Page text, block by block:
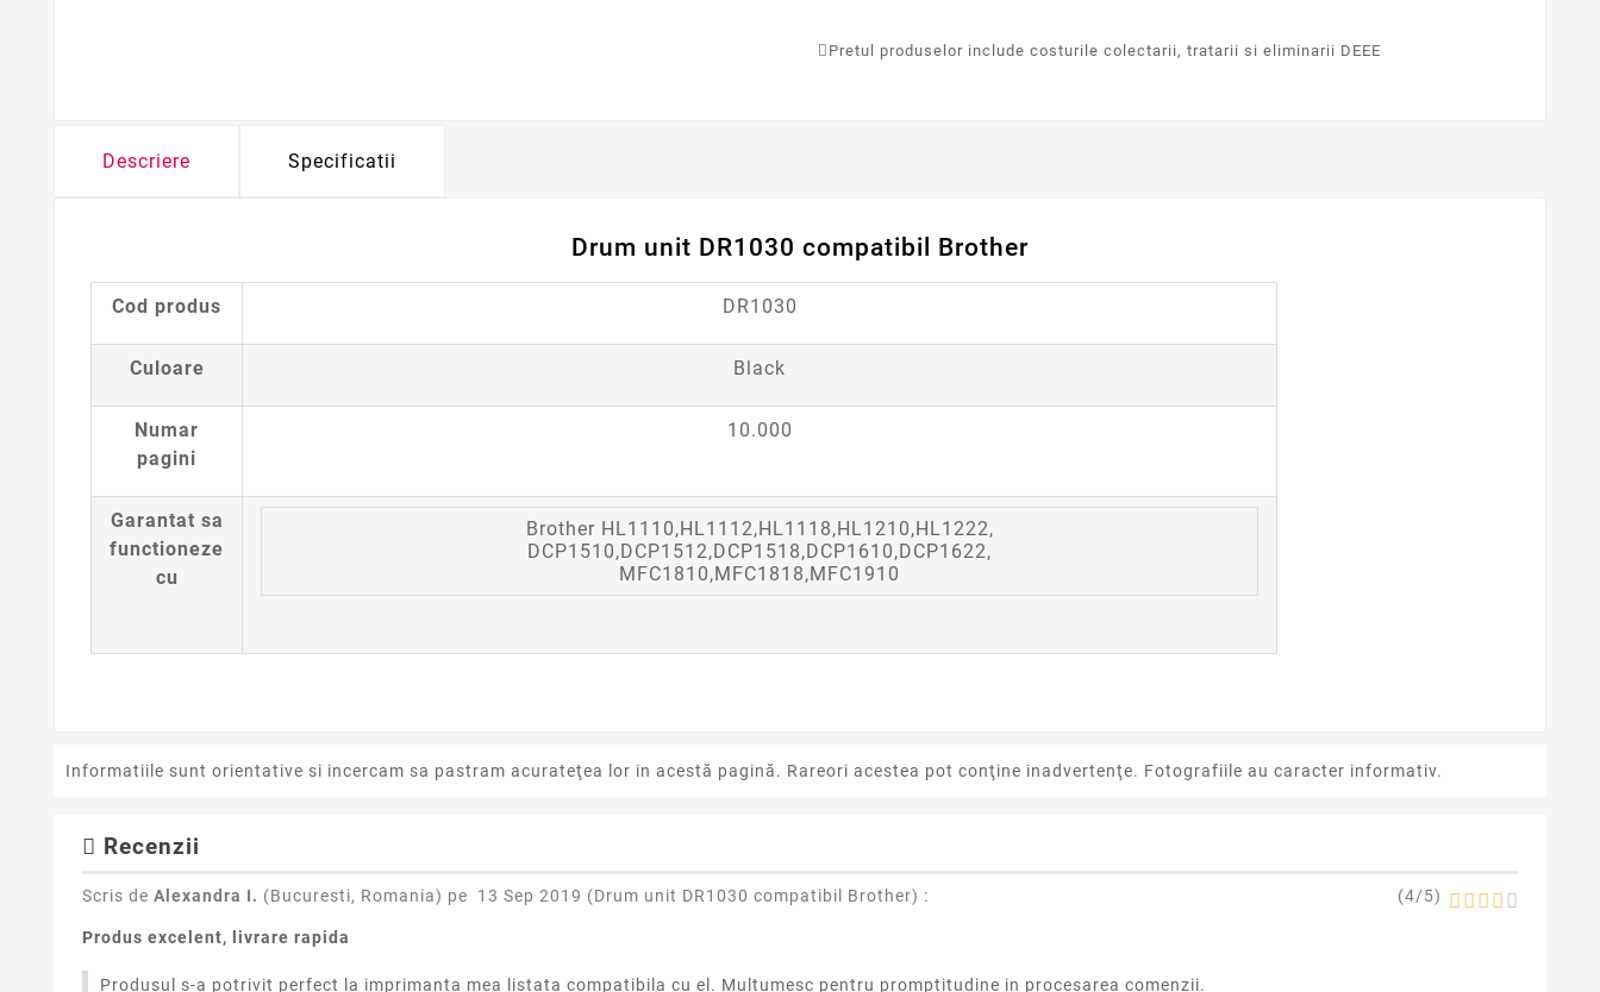
Pretul produselor include costurile colectarii, tratarii si eliminarii DEEE
Descriere Specificatii
Drum unit DR1030 compatibil Brother
Cod produs DR1030
Culoare Black
Numar
pagini
10.000
Garantat sa
functioneze
cu
Brother HL1110,HL1112,HL1118,HL1210,HL1222,
DCP1510,DCP1512,DCP1518,DCP1610,DCP1622,
MFC1810,MFC1818,MFC1910
Informatiile sunt orientative si incercam sa pastram acurateţea lor in acestă pagină. Rareori acestea pot conţine inadvertenţe. Fotografiile au caracter informativ.
Recenzii
Scris de Alexandra I. (Bucuresti, Romania) pe 13 Sep 2019 (Drum unit DR1030 compatibil Brother) : (4/5)
Produs excelent, livrare rapida
Produsul s-a potrivit perfect la imprimanta mea listata compatibila cu el. Multumesc pentru promptitudine in procesarea comenzii.